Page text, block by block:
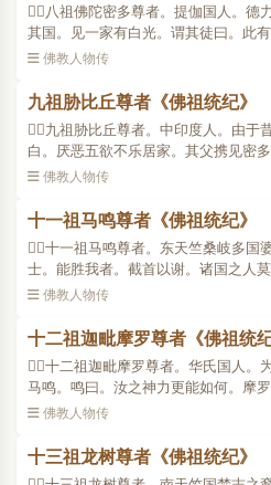
八祖佛陀密多尊者。提伽国人。德
其国。见一家有白光。谓其徒曰。此
及至其舍。长者问其何来。难提即曰
佛教人物传
九祖胁比丘尊者《佛祖统纪》
九祖胁比丘尊者。中印度人。由于
白。厌恶五欲不乐居家。其父携见密
生。曾遇相者。言是法器。愿求出家
佛教人物传
十一祖马鸣尊者《佛祖统纪》
十一祖马鸣尊者。东天竺桑岐多国
士。能胜我者。截首以谢。诸国之人
坐。马鸣大慢贡高计实有我。闻夜奢
佛教人物传
十二祖迦毗摩罗尊者《佛祖统纪
十二祖迦毗摩罗尊者。华氏国人。
马鸣。鸣曰。汝之神力更能如何。摩
曰。汝能化性海否。问何谓性海。鸣
佛教人物传
十三祖龙树尊者《佛祖统纪》